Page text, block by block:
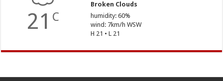
21 C
Broken Clouds
humidity: 60%
wind: 7km/h WSW
H 21 • L 21